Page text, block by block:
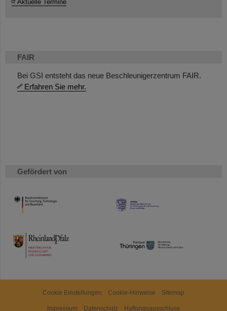
FAIR
Bei GSI entsteht das neue Beschleunigerzentrum FAIR.
Erfahren Sie mehr.
Gefördert von
HMWK
TMWWDG
Aktuelle Termine
Cookie Einstellungen Cookie-Hinweise Sitemap
Impressum Datenschutz Haftungsausschluss